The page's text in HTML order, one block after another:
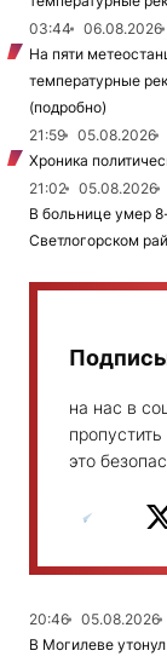
03:44
06.08.2026
На пяти
температурные
(подробно)
21:59
05.08.2026
Хроника
21:02
05.08.2026
В больнице умер
Светлогорском
на нас в
это
20:46 05.08.2026
В Могилеве